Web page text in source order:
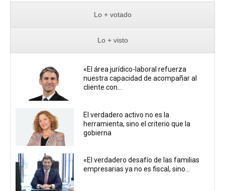
Lo + votado
Lo + visto
«El área jurídico-laboral refuerza
nuestra capacidad de acompañar al
cliente con...
El verdadero activo no es la
herramienta, sino el criterio que la
gobierna
«El verdadero desafío de las familias
empresarias ya no es fiscal, sino...